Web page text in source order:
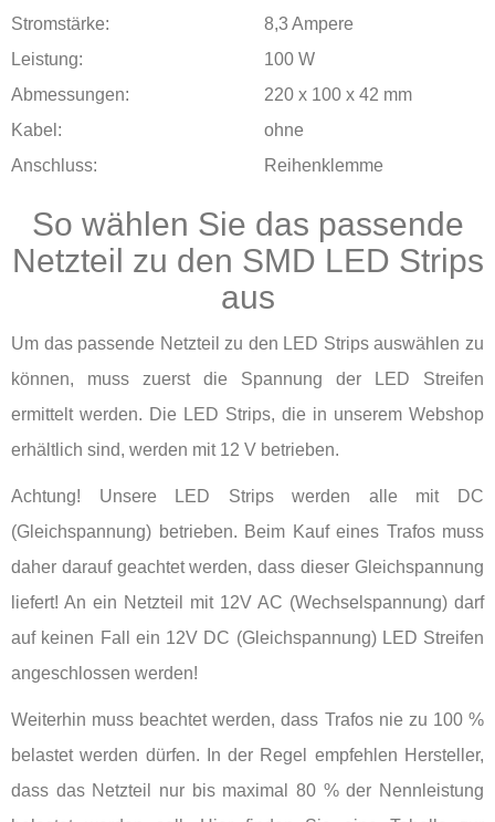
Stromstärke:
8,3 Ampere
Leistung:
100 W
Abmessungen:
220 x 100 x 42 mm
Kabel:
ohne
Anschluss:
Reihenklemme
So wählen Sie das passende
Netzteil zu den SMD LED Strips
aus
Um das passende Netzteil zu den LED Strips auswählen zu
können, muss zuerst die Spannung der LED Streifen
ermittelt werden. Die LED Strips, die in unserem Webshop
erhältlich sind, werden mit 12 V betrieben.
Achtung! Unsere LED Strips werden alle mit DC
(Gleichspannung) betrieben. Beim Kauf eines Trafos muss
daher darauf geachtet werden, dass dieser Gleichspannung
liefert! An ein Netzteil mit 12V AC (Wechselspannung) darf
auf keinen Fall ein 12V DC (Gleichspannung) LED Streifen
angeschlossen werden!
Weiterhin muss beachtet werden, dass Trafos nie zu 100 %
belastet werden dürfen. In der Regel empfehlen Hersteller,
dass das Netzteil nur bis maximal 80 % der Nennleistung